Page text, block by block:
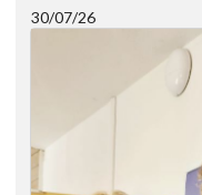
30/07/26